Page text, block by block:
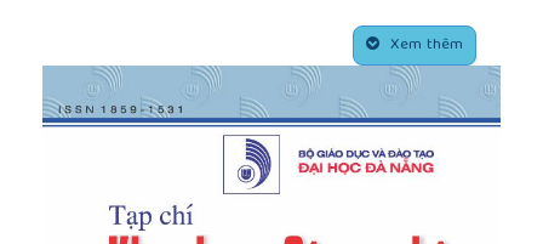
V.V.Ninh, Tăng cường thu hút vốn FDI vào nông
nghiệp vùng đồng bằng Sông Hồng, Học viện Tài
chính, 2018.
[5]T.Đ.Thao, Đánh giá thực trạng, đề xuất chính
sách, giải pháp thu hút đầu tư trực tiếp nước ngoài
(FDI) vào sản xuất kinh doanh nông nghiệp, Học
viện Nông nghiệp Việt Nam, 2016.
[6]N.Đ.Thành, Các nhân tố ảnh hưởng tới đầu tư
trong lĩnh vực nông nghiệp: tổng quan những vấn
Xem thêm